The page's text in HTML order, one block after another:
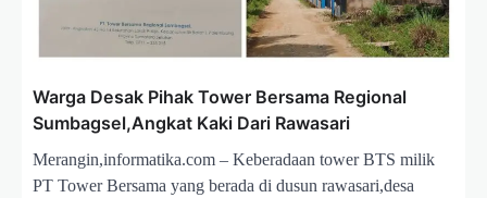
Warga Desak Pihak Tower Bersama Regional
Sumbagsel,Angkat Kaki Dari Rawasari
Merangin,informatika.com – Keberadaan tower BTS milik
PT Tower Bersama yang berada di dusun rawasari,desa